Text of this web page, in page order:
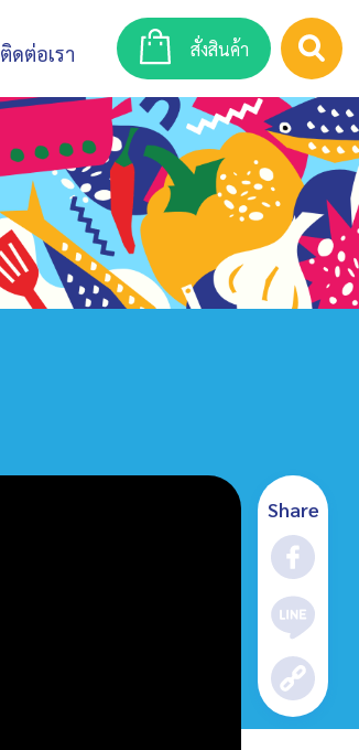
ติดต่อเรา สั่งสินค้า
Share